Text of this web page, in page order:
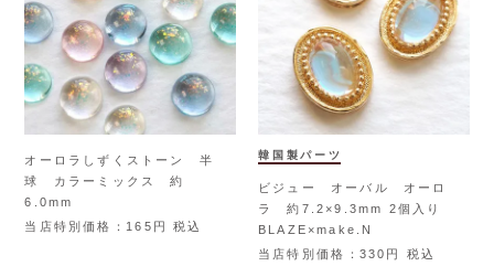
オーロラしずくストーン 半
球 カラーミックス 約
6.0mm
当店特別価格
165 税込
韓国製パーツ
ビジュー オーバル オーロ
ラ 約7.2×9.3mm 2個入り
BLAZE×make.N
当店特別価格
330 税込